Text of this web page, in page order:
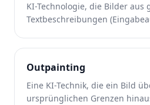
KI-Technologie, die Bilder aus
Textbeschreibungen
Outpainting
Eine KI-Technik, die ein Bild
ursprünglichen Grenzen